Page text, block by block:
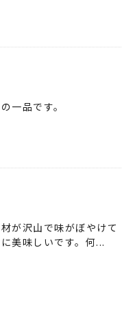
一品です。
が沢山で味がぼやけて
美味しいです。何...